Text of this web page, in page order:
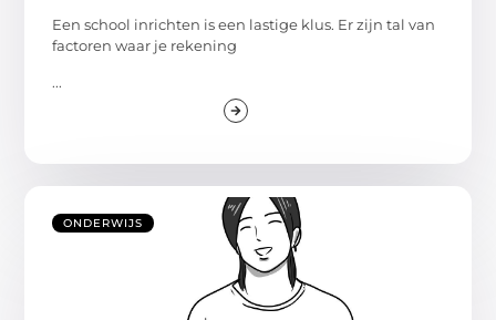
Een school inrichten is een lastige klus. Er zijn tal van
factoren waar je rekening
...
ONDERWIJS